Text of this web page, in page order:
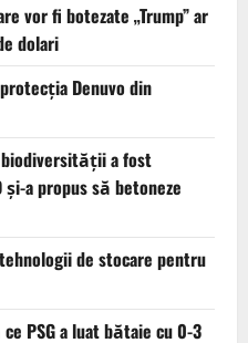
vor fi botezate „Trump” ar
dolari
Denuvo din
biodiversității a fost
și-a propus să betoneze
de stocare pentru
PSG a luat bătaie cu 0-3